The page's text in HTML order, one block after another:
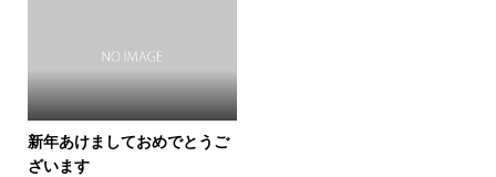
新年あけましておめでとうご
ざいます